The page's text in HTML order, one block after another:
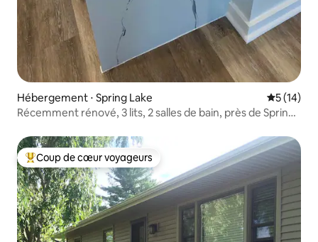
Hébergement ⋅ Spring Lake
5 (14)
Récemment rénové, 3 lits, 2 salles de bain, près de Spring
Coups de cœur voyageurs les plus appréciés
Coup de cœur voyageurs